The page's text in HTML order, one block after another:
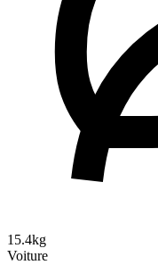
15.4kg
Voiture